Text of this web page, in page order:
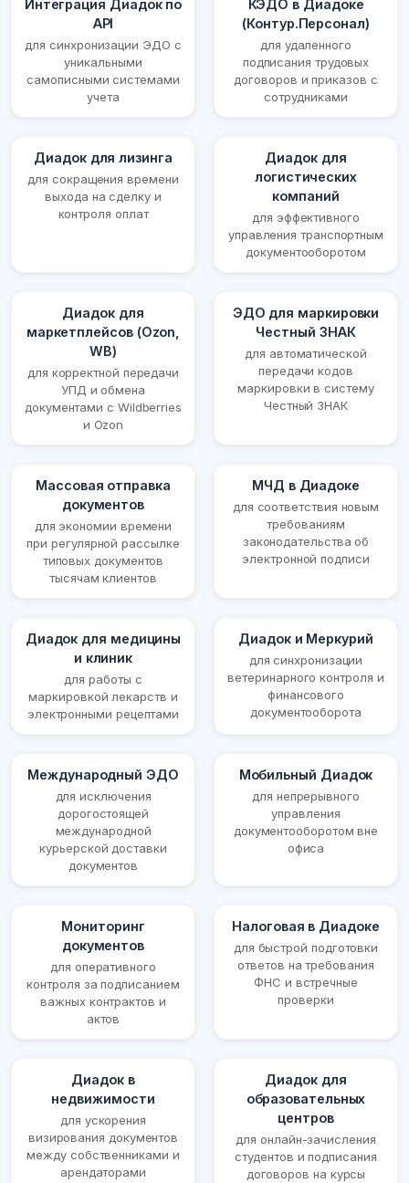
Интеграция Диадок по
API
для синхронизации ЭДО с
уникальными
самописными системами
учета
КЭДО в Диадоке
(Контур.Персонал)
для удаленного
подписания трудовых
договоров и приказов с
сотрудниками
Диадок для лизинга
для сокращения времени
выхода на сделку и
контроля оплат
Диадок для
логистических
компаний
для эффективного
управления транспортным
документооборотом
Диадок для
маркетплейсов (Ozon,
WB)
для корректной передачи
УПД и обмена
документами с Wildberries
и Ozon
ЭДО для маркировки
Честный ЗНАК
для автоматической
передачи кодов
маркировки в систему
Честный ЗНАК
Массовая отправка
документов
для экономии времени
при регулярной рассылке
типовых документов
тысячам клиентов
МЧД в Диадоке
для соответствия новым
требованиям
законодательства об
электронной подписи
Диадок для медицины
и клиник
для работы с
маркировкой лекарств и
электронными рецептами
Диадок и Меркурий
для синхронизации
ветеринарного контроля и
финансового
документооборота
Международный ЭДО
для исключения
дорогостоящей
международной
курьерской доставки
документов
Мобильный Диадок
для непрерывного
управления
документооборотом вне
офиса
Мониторинг
документов
для оперативного
контроля за подписанием
важных контрактов и
актов
Налоговая в Диадоке
для быстрой подготовки
ответов на требования
ФНС и встречные
проверки
Диадок в
недвижимости
для ускорения
визирования документов
между собственниками и
арендаторами
Диадок для
образовательных
центров
для онлайн-зачисления
студентов и подписания
договоров на курсы